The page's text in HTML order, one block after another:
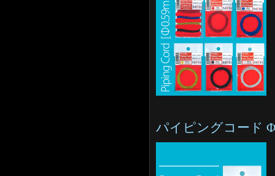
パイピングコード